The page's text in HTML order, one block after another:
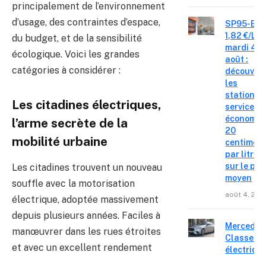
principalement de l’environnement
d’usage, des contraintes d’espace,
du budget, et de la sensibilité
écologique. Voici les grandes
catégories à considérer :
Les citadines électriques,
l’arme secrète de la
mobilité urbaine
Les citadines trouvent un nouveau
souffle avec la motorisation
électrique, adoptée massivement
depuis plusieurs années. Faciles à
manœuvrer dans les rues étroites
et avec un excellent rendement
SP95-E10
1,82 €/L
mardi 4
août :
les
stations-
service où
20
centimes
par litre
sur le prix
moyen
août 4,
Mercedes
Classe C